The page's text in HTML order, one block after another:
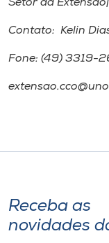
Setor da
Contato: Kelin
Fone: (49) 3319-
Receba as
novidades